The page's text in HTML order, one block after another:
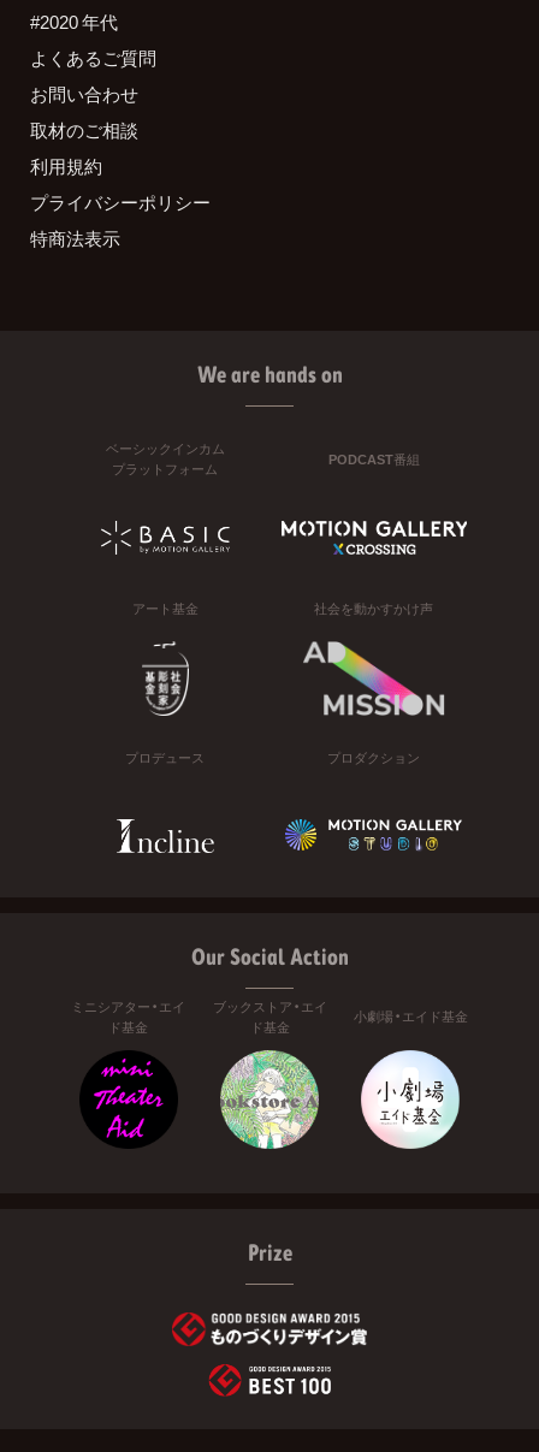
#2020 年代
よくあるご質問
お問い合わせ
取材のご相談
利用規約
プライバシーポリシー
特商法表示
We are hands on
ベーシックインカム
プラットフォーム
PODCAST番組
アート基金 社会を動かすかけ声
プロデュース プロダクション
Our Social Action
ミニシアター・エイ
ド基金
ブックストア・エイ
ド基金
小劇場・エイド基金
Prize